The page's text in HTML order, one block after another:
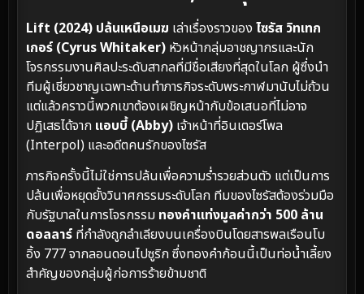
Lift (2024) ปล้นเหนือเมฆ เล่าเรื่องราวของ ไซรัส วิทเทก
เกอร์ (Cyrus Whitaker) หัวหน้ากลุ่มอาชญากรและนัก
โจรกรรมงานศิลปะระดับสากลที่มีชื่อเสียงที่สุดในโลก ผู้ซึ่งนำ
ทีมผู้เชี่ยวชาญเฉพาะด้านทำภารกิจระดับพระกาฬมานับไม่ถ้วน
แต่แล้วคราวนี้พวกเขาต้องเผชิญหน้ากับข้อเสนอที่ไม่อาจ
ปฏิเสธได้จาก แอบบี้ (Abby) เจ้าหน้าที่อินเตอร์โพล
(Interpol) และอดีตคนรักของไซรัส
ภารกิจครั้งนี้ไม่ใช่การปล้นเพื่อความร่ำรวยส่วนตัว แต่เป็นการ
ปล้นเพื่อหยุดยั้งวินาศกรรมระดับโลก ทีมของไซรัสต้องร่วมมือ
กับรัฐบาลในการโจรกรรม ทองคำแท่งมูลค่ากว่า 500 ล้าน
ดอลลาร์ ที่กำลังถูกลำเลียงบนเครื่องบินโดยสารพลเรือนโบ
อิ้ง 777 จากลอนดอนไปซูริก ซึ่งทองคำก้อนนี้เป็นท่อน้ำเลี้ยง
สำคัญของกลุ่มผู้ก่อการร้ายข้ามชาติ